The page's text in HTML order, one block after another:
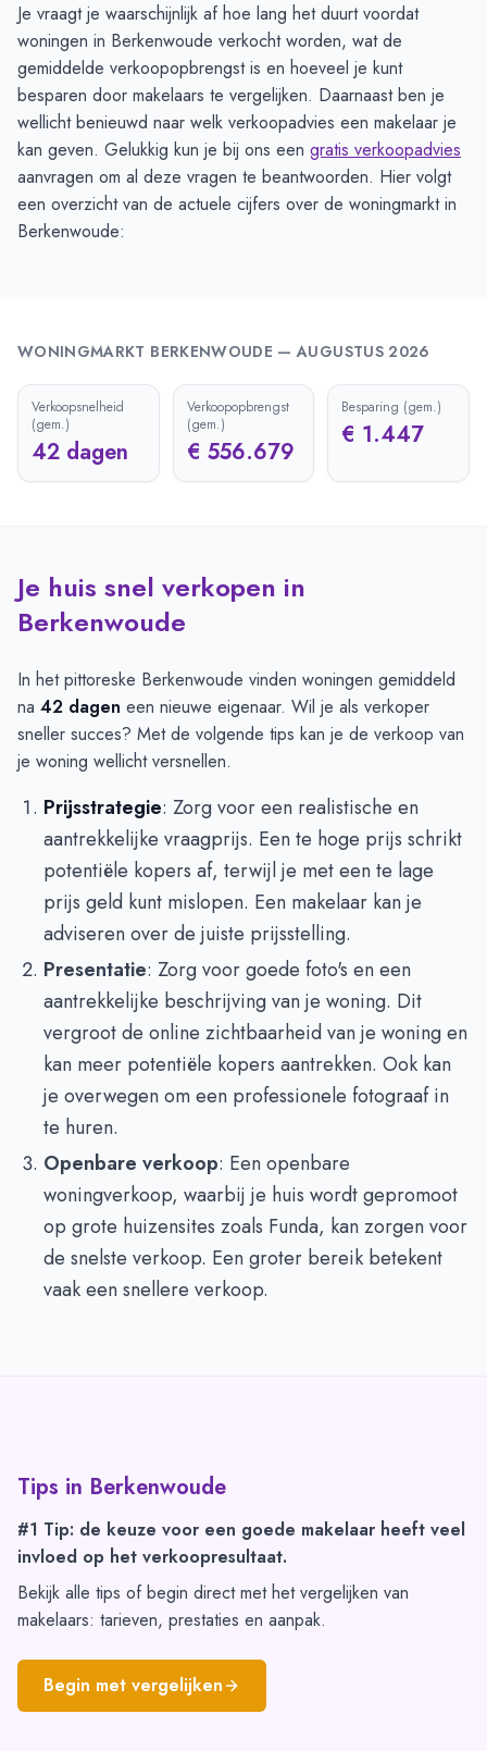
Je vraagt je waarschijnlijk af hoe lang het duurt voordat
woningen in Berkenwoude verkocht worden, wat de
gemiddelde verkoopopbrengst is en hoeveel je kunt
besparen door makelaars te vergelijken. Daarnaast ben je
wellicht benieuwd naar welk verkoopadvies een makelaar je
kan geven. Gelukkig kun je bij ons een gratis verkoopadvies
aanvragen om al deze vragen te beantwoorden. Hier volgt
een overzicht van de actuele cijfers over de woningmarkt in
Berkenwoude:
WONINGMARKT BERKENWOUDE —AUGUSTUS 2026
Verkoopsnelheid
(gem.)
42 dagen
Verkoopopbrengst
(gem.)
€ 556.679
Besparing (gem.)
€ 1.447
Je huis snel verkopen in
Berkenwoude
In het pittoreske Berkenwoude vinden woningen gemiddeld
na 42 dagen een nieuwe eigenaar. Wil je als verkoper
sneller succes? Met de volgende tips kan je de verkoop van
je woning wellicht versnellen.
Prijsstrategie: Zorg voor een realistische en
aantrekkelijke vraagprijs. Een te hoge prijs schrikt
potentiële kopers af, terwijl je met een te lage
prijs geld kunt mislopen. Een makelaar kan je
adviseren over de juiste prijsstelling.
Presentatie: Zorg voor goede foto's en een
aantrekkelijke beschrijving van je woning. Dit
vergroot de online zichtbaarheid van je woning en
kan meer potentiële kopers aantrekken. Ook kan
je overwegen om een professionele fotograaf in
te huren.
Openbare verkoop: Een openbare
woningverkoop, waarbij je huis wordt gepromoot
op grote huizensites zoals Funda, kan zorgen voor
de snelste verkoop. Een groter bereik betekent
vaak een snellere verkoop.
Tips in Berkenwoude
#1 Tip: de keuze voor een goede makelaar heeft veel
invloed op het verkoopresultaat.
Bekijk alle tips of begin direct met het vergelijken van
makelaars: tarieven, prestaties en aanpak.
Begin met vergelijken